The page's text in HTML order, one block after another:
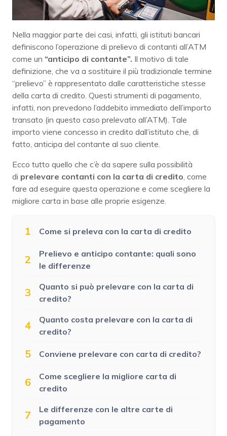
Nella maggior parte dei casi, infatti, gli istituti bancari
definiscono l’operazione di prelievo di contanti all’ATM
come un “anticipo di contante”. Il motivo di tale
definizione, che va a sostituire il più tradizionale termine
“prelievo” è rappresentato dalle caratteristiche stesse
della carta di credito. Questi strumenti di pagamento,
infatti, non prevedono l’addebito immediato dell’importo
transato (in questo caso prelevato all’ATM). Tale
importo viene concesso in credito dall’istituto che, di
fatto, anticipa del contante al suo cliente.
Ecco tutto quello che c’è da sapere sulla possibilità
di prelevare contanti con la carta di credito , come
fare ad eseguire questa operazione e come scegliere la
migliore carta in base alle proprie esigenze.
1 Come si preleva con la carta di credito
2
Prelievo e anticipo contante: quali sono
le differenze
3
Quanto si può prelevare con la carta di
credito?
4
Quanto costa prelevare con la carta di
credito?
5 Conviene prelevare con carta di credito?
6
Come scegliere la migliore carta di
credito
7
Le differenze con le altre carte di
pagamento